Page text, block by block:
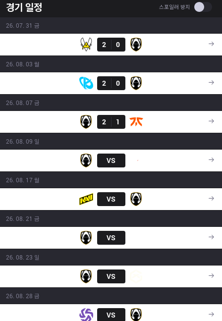
경기 일정 스포일러 방지 Use
26. 07. 31 금
2
0
26. 08. 03 월
2
0
26. 08. 07 금
2
1
26. 08. 09 일
VS
26. 08. 17 월
VS
26. 08. 21 금
VS
26. 08. 23 일
VS
26. 08. 28 금
VS